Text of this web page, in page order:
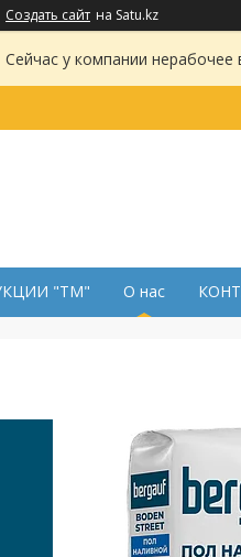
Создать сайт на Satu.kz
Сейчас у компании
"ТМ" О нас